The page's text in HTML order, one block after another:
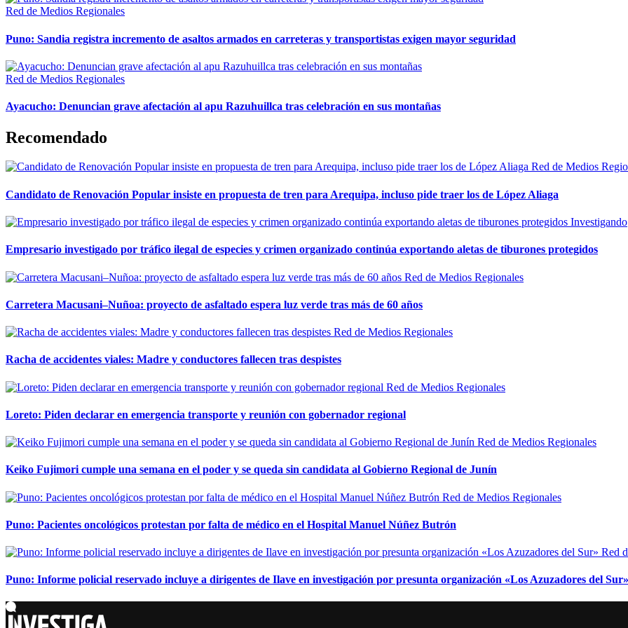
Red de Medios Regionales
Puno: Sandia registra incremento de asaltos armados en carreteras y transportistas exigen mayor seguridad
Red de Medios Regionales
Ayacucho: Denuncian grave afectación al apu Razuhuillca tras celebración en sus montañas
Recomendado
Red de Medios
Candidato de Renovación Popular insiste en propuesta de tren para Arequipa, incluso pide traer los de López Aliaga
Investigando
Empresario investigado por tráfico ilegal de especies y crimen organizado continúa exportando aletas de tiburones protegidos
Red de Medios Regionales
Carretera Macusani–Nuñoa: proyecto de asfaltado espera luz verde tras más de 60 años
Red de Medios Regionales
Racha de accidentes viales: Madre y conductores fallecen tras despistes
Red de Medios Regionales
Loreto: Piden declarar en emergencia transporte y reunión con gobernador regional
Red de Medios Regionales
Keiko Fujimori cumple una semana en el poder y se queda sin candidata al Gobierno Regional de Junín
Red de Medios Regionales
Puno: Pacientes oncológicos protestan por falta de médico en el Hospital Manuel Núñez Butrón
Red
Puno: Informe policial reservado incluye a dirigentes de Ilave en investigación por presunta organización «Los Azuzadores del Sur»